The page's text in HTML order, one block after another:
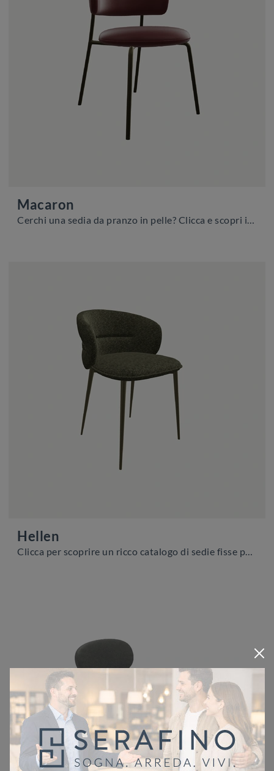
Macaron
Cerchi una sedia da pranzo in pelle? Clicca e scopri il modello Macaron di Zamagna per completare i tuoi interni perfettamente.
Hellen
Clicca per scoprire un ricco catalogo di sedie fisse per stanze moderne: il modello Hellen di Zamagna ti attende!